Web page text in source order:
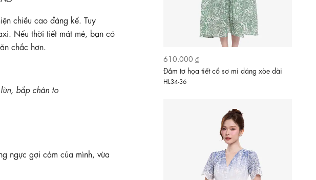
chiều cao đáng kể. Tuy
Nếu thời tiết mát mẻ, bạn có
chắc hơn.
bắp chân to
ngực gợi cảm của mình, vừa